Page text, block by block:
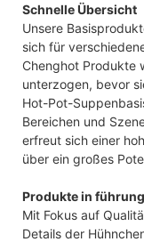
Schnelle Übersicht
Unsere
sich für
Chenghot Produkte
unterzogen, bevor
Hot-Pot-
Bereichen und
erfreut sich einer
über ein großes
Produkte in führung
Mit Fokus auf
Details der